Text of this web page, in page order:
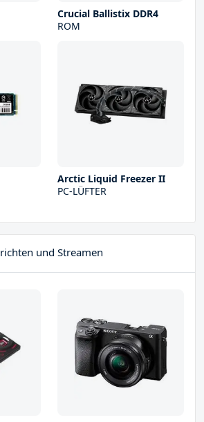
Crucial Ballistix DDR4
ROM
Arctic Liquid Freezer II
PC-LÜFTER
und Streamen